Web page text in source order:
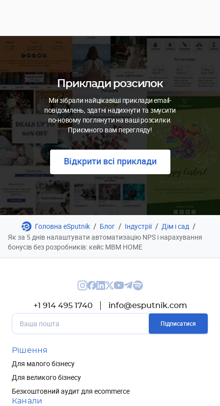
Приклади розсилок
Ми зібрали найцікавіші приклади email-
повідомлень, здатні надихнути та змусити
по-новому поглянути на ваші розсилки.
Приємного вам перегляду!
Відкрити всі приклади
Головна eSputnik / Блог / Індустрії / Дім і сад /
Як за 5 днів налаштувати автоматизацію NPS і нарахування
бонусів без розробників: кейс MBM HOME
+1 914 495 1740 info@esputnik.com
Підписатися
Рішення
Для малого бізнесу
Для великого бізнесу
Безкоштовний аудит для ecommerce
Канали